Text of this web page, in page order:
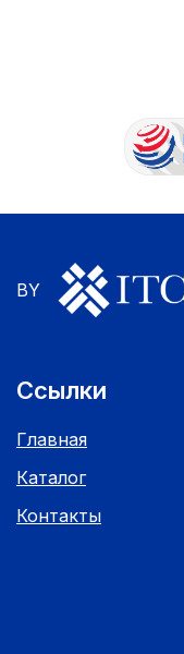
BY
Ссылки
Главная
Каталог
Контакты